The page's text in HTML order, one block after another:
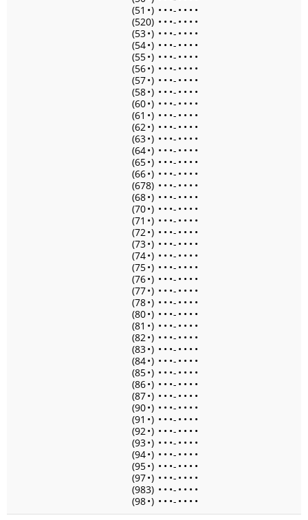
(51 •) • • •- • • • •
(520) • • •- • • • •
(53•) • • •- • • • •
(54•) • • •- • • • •
(55•) • • •- • • • •
(56•) • • •- • • • •
(57•) • • •- • • • •
(58•) • • •- • • • •
(60•) • • •- • • • •
(61 •) • • •- • • • •
(62•) • • •- • • • •
(63•) • • •- • • • •
(64•) • • •- • • • •
(65•) • • •- • • • •
(66•) • • •- • • • •
(678) • • •- • • • •
(68•) • • •- • • • •
(70•) • • •- • • • •
(71 •) • • •- • • • •
(72•) • • •- • • • •
(73•) • • •- • • • •
(74•) • • •- • • • •
(75•) • • •- • • • •
(76•) • • •- • • • •
(77•) • • •- • • • •
(78•) • • •- • • • •
(80•) • • •- • • • •
(81 •) • • •- • • • •
(82•) • • •- • • • •
(83•) • • •- • • • •
(84•) • • •- • • • •
(85•) • • •- • • • •
(86•) • • •- • • • •
(87•) • • •- • • • •
(90•) • • •- • • • •
(91 •) • • •- • • • •
(92•) • • •- • • • •
(93•) • • •- • • • •
(94•) • • •- • • • •
(95•) • • •- • • • •
(97•) • • •- • • • •
(983) • • •- • • • •
(98•) • • •- • • • •